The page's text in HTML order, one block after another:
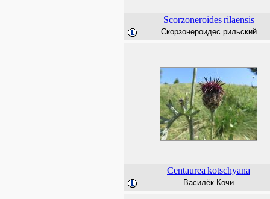
Scorzoneroides rilaensis
Скорзонероидес рильский
Centaurea kotschyana
Василёк Кочи